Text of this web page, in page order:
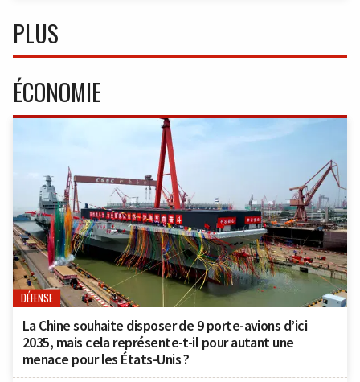
PLUS
ÉCONOMIE
DÉFENSE
La Chine souhaite disposer de 9 porte-avions d’ici
2035, mais cela représente-t-il pour autant une
menace pour les États-Unis ?